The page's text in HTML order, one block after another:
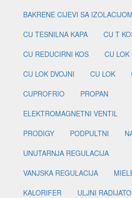
BAKRENE CIJEVI SA IZOLACIJOM
CU TESNILNA KAPA
CU T
CU REDUCIRNI KOS
CU LOK
CU LOK DVOJNI
CU LOK
CUPROFRIO
PROPAN
ELEKTROMAGNETNI VENTIL
PRODIGY
PODPULTNI
UNUTARNJA REGULACIJA
VANJSKA REGULACIJA
KALORIFER
ULJNI